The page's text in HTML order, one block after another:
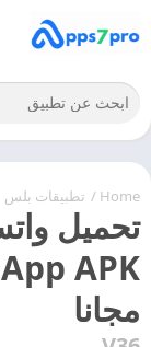
Home
/ تطبيقات بلس
مجانا